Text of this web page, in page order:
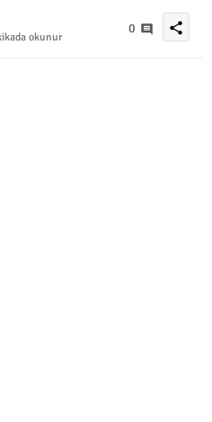
okunur
0 share